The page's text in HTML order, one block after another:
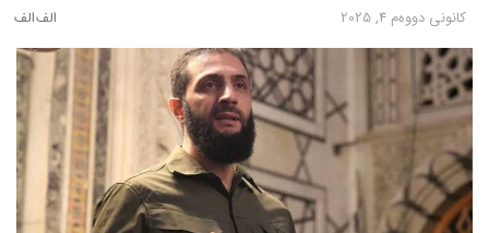
كانونی دووه‌م 4, 2025